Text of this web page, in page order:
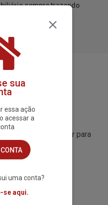
sempre trazendo
encontrar um lugar para
sair do sofá.
sua
essa ação
acessar a
uma conta?
se aqui.